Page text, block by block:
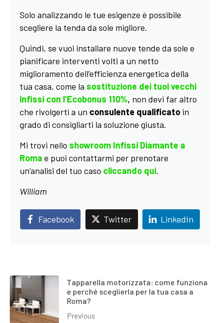
Solo analizzando le tue esigenze è possibile
scegliere la tenda da sole migliore.
Quindi, se vuoi installare nuove tende da sole e
pianificare interventi volti a un netto
miglioramento dell’efficienza energetica della
tua casa, come la sostituzione dei tuoi vecchi
infissi con l’Ecobonus 110%, non devi far altro
che rivolgerti a un consulente qualificato in
grado di consigliarti la soluzione giusta.
Mi trovi nello showroom Infissi Diamante a
Roma e puoi contattarmi per prenotare
un’analisi del tuo caso cliccando qui.
William
Facebook Twitter LinkedIn
Tapparella motorizzata: come funziona
e perché sceglierla per la tua casa a
Roma?
Previous